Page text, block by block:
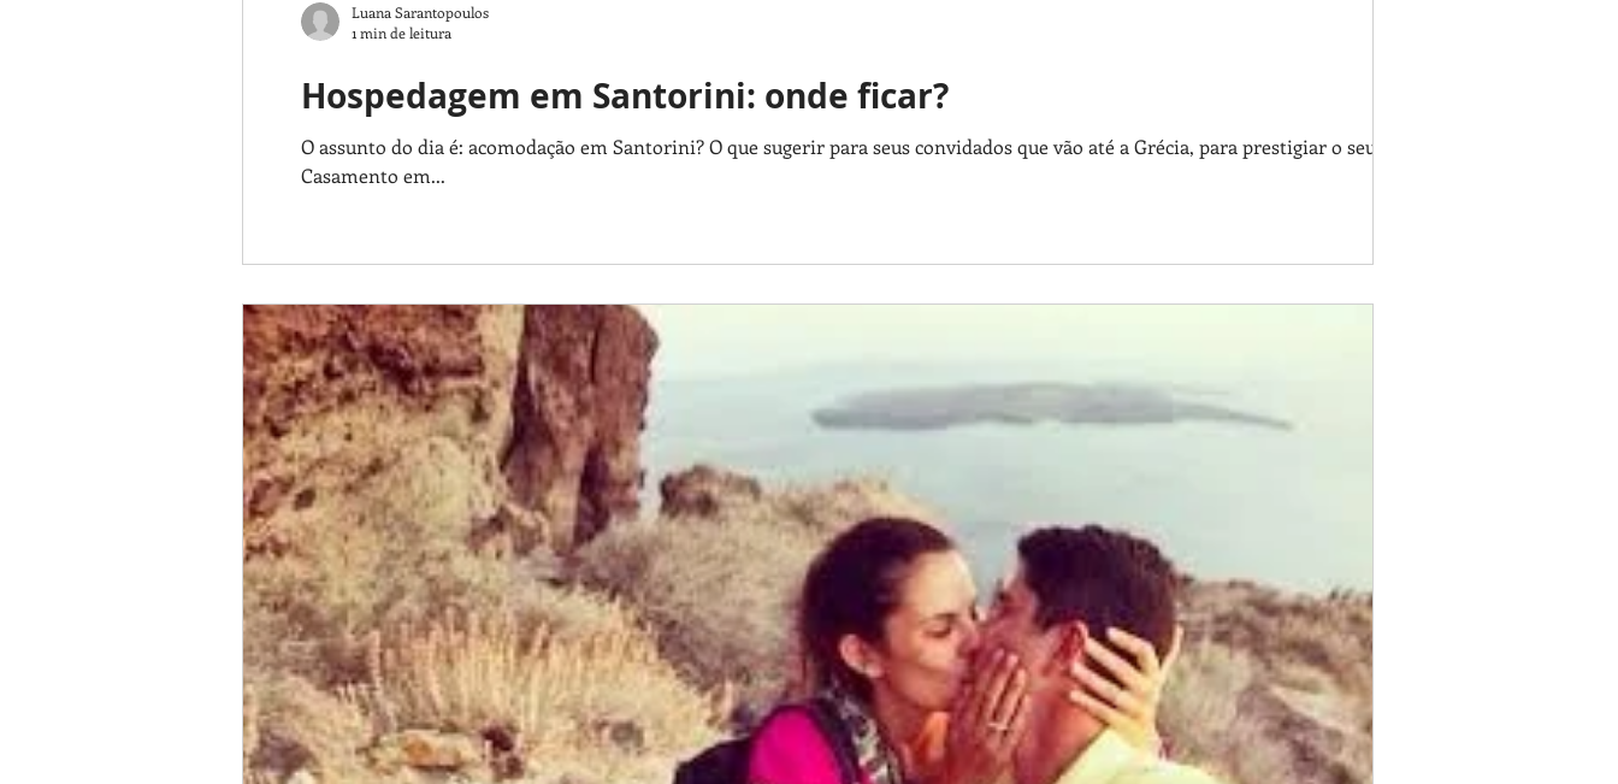
Hospedagem em Santorini: onde ficar?
O assunto do dia é: acomodação em Santorini? O que sugerir para seus convidados que vão até a Grécia, para prestigiar o seu
Casamento em...
Luana Sarantopoulos
1 min de leitura